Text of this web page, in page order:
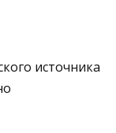
источника